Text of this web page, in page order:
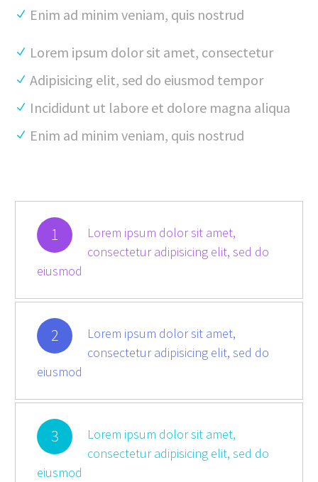
Enim ad minim veniam, quis nostrud
Lorem ipsum dolor sit amet, consectetur
Adipisicing elit, sed do eiusmod tempor
Incididunt ut labore et dolore magna aliqua
Enim ad minim veniam, quis nostrud
1
Lorem ipsum dolor sit amet,
consectetur adipisicing elit, sed do
eiusmod
2
Lorem ipsum dolor sit amet,
consectetur adipisicing elit, sed do
eiusmod
3
Lorem ipsum dolor sit amet,
consectetur adipisicing elit, sed do
eiusmod